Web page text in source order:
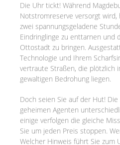
Die Uhr tickt! Während
Notstromreserve versorgt wird,
zwei spannungsgeladene
Eindringlinge zu enttarnen und
Ottostadt zu bringen.
Technologie und Ihrem
vertraute Straßen, die plötzlich
gewaltigen Bedrohung liegen.
Doch seien Sie auf der Hut!
geheimen Agenten
einige verfolgen die gleiche
Sie um jeden Preis stoppen.
Welcher Hinweis führt Sie zum